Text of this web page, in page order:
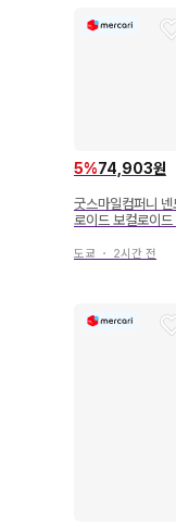
5%74,903원
굿스마일컴퍼니 넨
로이드 보컬로이드
261
도쿄 ・ 2시간 전